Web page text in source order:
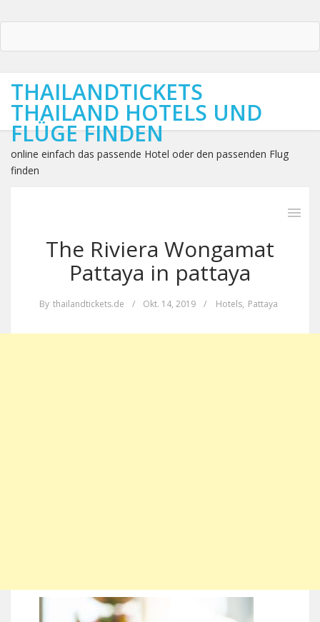
THAILANDTICKETS
THAILAND HOTELS UND
FLÜGE FINDEN
online einfach das passende Hotel oder den passenden Flug
finden
The Riviera Wongamat
Pattaya in pattaya
By thailandtickets.de / Okt. 14, 2019 / Hotels, Pattaya